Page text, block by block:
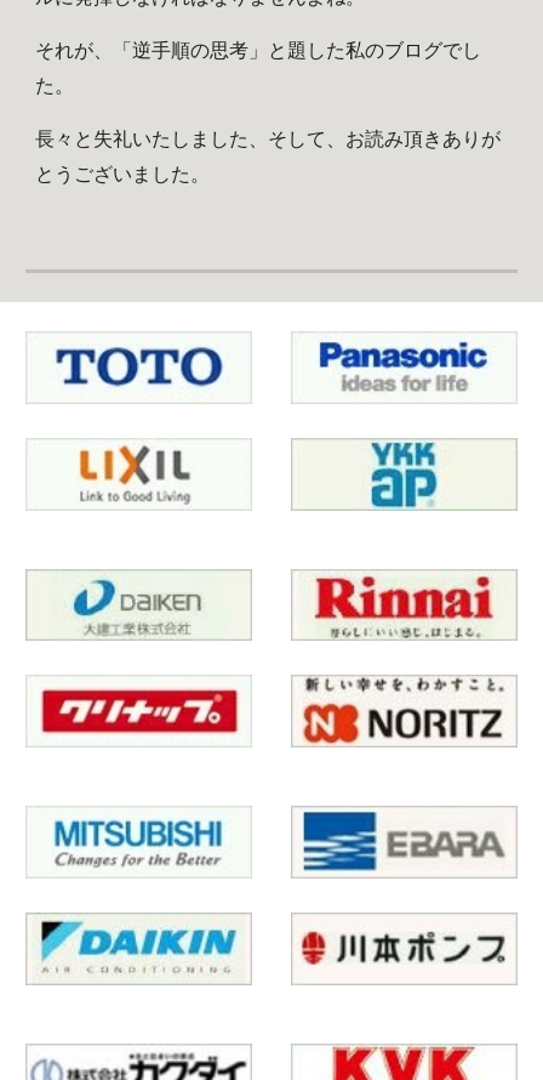
それが、「逆手順の思考」と題した私のブログでし
た。
長々と失礼いたしました、そして、お読み頂きありが
とうございました。